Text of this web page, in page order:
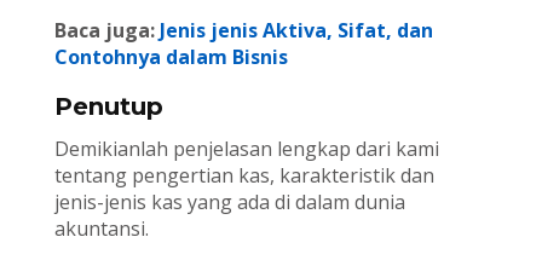
Baca juga:Jenis jenis Aktiva, Sifat, dan
Contohnya dalam Bisnis
Penutup
Demikianlah penjelasan lengkap dari kami
tentang pengertian kas, karakteristik dan
jenis-jenis kas yang ada di dalam dunia
akuntansi.